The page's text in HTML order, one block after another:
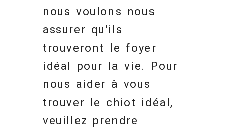
nous voulons nous
assurer qu'ils
trouveront le foyer
idéal pour la vie. Pour
nous aider à vous
trouver le chiot idéal,
veuillez prendre